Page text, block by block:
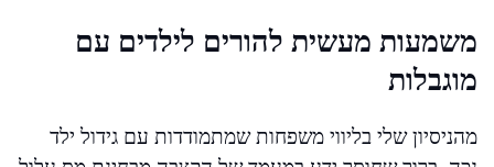
משמעות מעשית להורים לילדים עם
מוגבלות
מהניסיון שלי בליווי משפחות שמתמודדות עם גידול ילד